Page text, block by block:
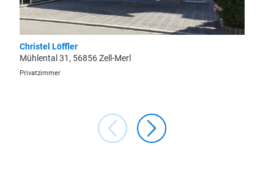
Christel Löffler
Mühlental 31, 56856 Zell-Merl
Privatzimmer